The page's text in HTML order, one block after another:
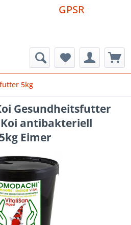
GPSR
5kg
Gesundheitsfutter
antibakteriell
Eimer